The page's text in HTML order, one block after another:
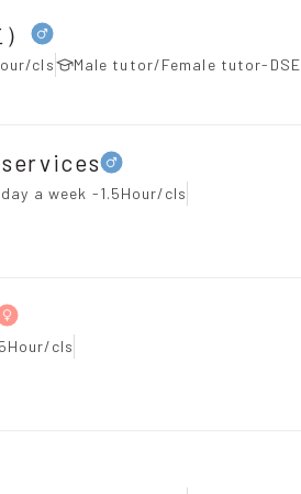
cls Male tutor/Female tutor-DSE
day a week -1.5Hour/cls
cls